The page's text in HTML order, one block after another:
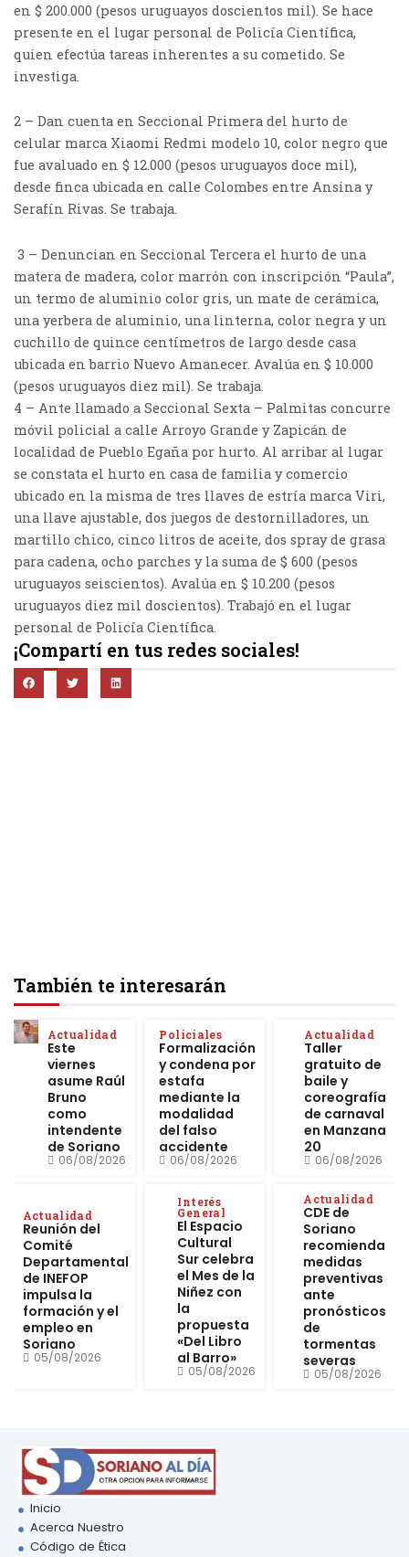
También te interesarán
Actualidad
Este
viernes
asume Raúl
Bruno
como
intendente
de Soriano
06/08/2026
Policiales
Formalización
y condena por
estafa
mediante la
modalidad
del falso
accidente
06/08/2026
Actualidad
Taller
gratuito de
baile y
coreografía
de carnaval
en Manzana
20
06/08/2026
Actualidad
Reunión del
Comité
Departamental
de INEFOP
impulsa la
formación y el
empleo en
Soriano
05/08/2026
Interés
General
El Espacio
Cultural
Sur celebra
el Mes de la
Niñez con
la
propuesta
«Del Libro
al Barro»
05/08/2026
Actualidad
CDE de
Soriano
recomienda
medidas
preventivas
ante
pronósticos
de
tormentas
severas
05/08/2026
en $ 200.000 (pesos uruguayos doscientos mil). Se hace
presente en el lugar personal de Policía Científica,
quien efectúa tareas inherentes a su cometido. Se
investiga.
2 – Dan cuenta en Seccional Primera del hurto de
celular marca Xiaomi Redmi modelo 10, color negro que
fue avaluado en $ 12.000 (pesos uruguayos doce mil),
desde finca ubicada en calle Colombes entre Ansina y
Serafín Rivas. Se trabaja.
3 – Denuncian en Seccional Tercera el hurto de una
matera de madera, color marrón con inscripción “Paula”,
un termo de aluminio color gris, un mate de cerámica,
una yerbera de aluminio, una linterna, color negra y un
cuchillo de quince centímetros de largo desde casa
ubicada en barrio Nuevo Amanecer. Avalúa en $ 10.000
(pesos uruguayos diez mil). Se trabaja.
4 – Ante llamado a Seccional Sexta – Palmitas concurre
móvil policial a calle Arroyo Grande y Zapicán de
localidad de Pueblo Egaña por hurto. Al arribar al lugar
se constata el hurto en casa de familia y comercio
ubicado en la misma de tres llaves de estría marca Viri,
una llave ajustable, dos juegos de destornilladores, un
martillo chico, cinco litros de aceite, dos spray de grasa
para cadena, ocho parches y la suma de $ 600 (pesos
uruguayos seiscientos). Avalúa en $ 10.200 (pesos
uruguayos diez mil doscientos). Trabajó en el lugar
personal de Policía Científica.
¡Compartí en tus redes sociales!
Inicio
Acerca Nuestro
Código de Ética